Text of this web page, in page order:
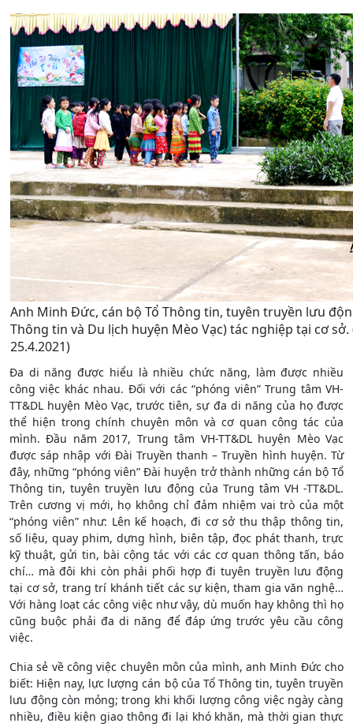
Anh Minh Đức, cán bộ Tổ Thông tin, tuyên truyền lưu
Thông tin và Du lịch huyện Mèo Vạc) tác nghiệp tại cơ
25.4.2021)
Đa di năng được hiểu là nhiều chức năng, làm được nhiều
công việc khác nhau. Đối với các “phóng viên” Trung tâm VH-
TT&DL huyện Mèo Vạc, trước tiên, sự đa di năng của họ được
thể hiện trong chính chuyên môn và cơ quan công tác của
mình. Đầu năm 2017, Trung tâm VH-TT&DL huyện Mèo Vạc
được sáp nhập với Đài Truyền thanh – Truyền hình huyện. Từ
đây, những “phóng viên” Đài huyện trở thành những cán bộ Tổ
Thông tin, tuyên truyền lưu động của Trung tâm VH -TT&DL.
Trên cương vị mới, họ không chỉ đảm nhiệm vai trò của một
“phóng viên” như: Lên kế hoạch, đi cơ sở thu thập thông tin,
số liệu, quay phim, dựng hình, biên tập, đọc phát thanh, trực
kỹ thuật, gửi tin, bài cộng tác với các cơ quan thông tấn, báo
chí… mà đôi khi còn phải phối hợp đi tuyên truyền lưu động
tại cơ sở, trang trí khánh tiết các sự kiện, tham gia văn nghệ…
Với hàng loạt các công việc như vậy, dù muốn hay không thì họ
cũng buộc phải đa di năng để đáp ứng trước yêu cầu công
việc.
Chia sẻ về công việc chuyên môn của mình, anh Minh Đức cho
biết: Hiện nay, lực lượng cán bộ của Tổ Thông tin, tuyên truyền
lưu động còn mỏng; trong khi khối lượng công việc ngày càng
nhiều, điều kiện giao thông đi lại khó khăn, mà thời gian thực